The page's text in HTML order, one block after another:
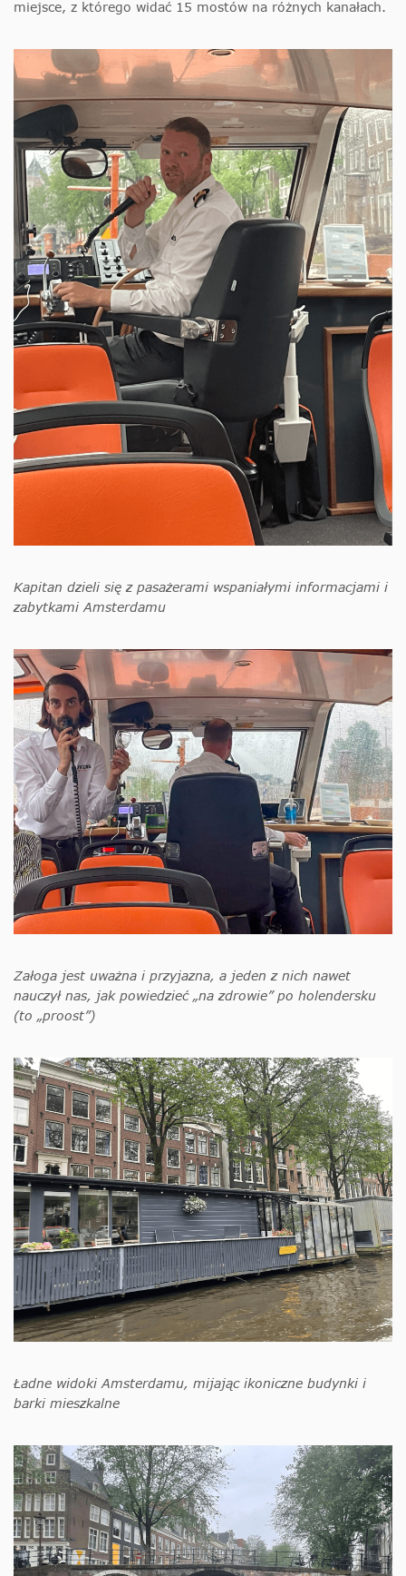
miejsce, z którego widać 15 mostów na różnych kanałach.
Kapitan dzieli się z pasażerami wspaniałymi informacjami i
zabytkami Amsterdamu
Załoga jest uważna i przyjazna, a jeden z nich nawet
nauczył nas, jak powiedzieć „na zdrowie” po holendersku
(to „proost”)
Ładne widoki Amsterdamu, mijając ikoniczne budynki i
barki mieszkalne